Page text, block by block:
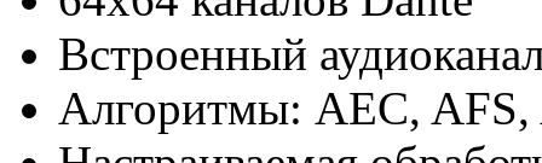
Встроенный
Алгоритмы: AEC,